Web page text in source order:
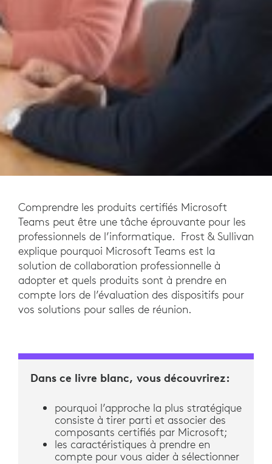
Comprendre les produits certifiés Microsoft
Teams peut être une tâche éprouvante pour les
professionnels de l’informatique. Frost & Sullivan
explique pourquoi Microsoft Teams est la
solution de collaboration professionnelle à
adopter et quels produits sont à prendre en
compte lors de l’évaluation des dispositifs pour
vos solutions pour salles de réunion.
Dans ce livre blanc, vous découvrirez:
pourquoi l’approche la plus stratégique
consiste à tirer parti et associer des
composants certifiés par Microsoft;
les caractéristiques à prendre en
compte pour vous aider à sélectionner